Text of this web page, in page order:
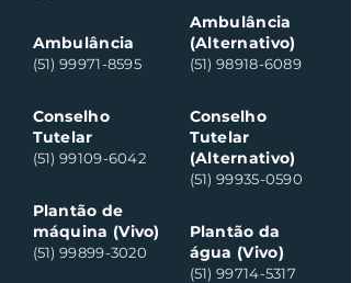
Ambulância
(51) 99971-8595
Conselho
Tutelar
(51) 99109-6042
Plantão de
máquina (Vivo)
(51) 99899-3020
Ambulância
(Alternativo)
(51) 98918-6089
Conselho
Tutelar
(Alternativo)
(51) 99935-0590
Plantão da
água (Vivo)
(51) 99714-5317